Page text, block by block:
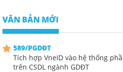
VĂN BẢN MỚI
589/PGDĐT
Tích hợp VneID vào hệ thống
trên CSDL ngành GDĐT